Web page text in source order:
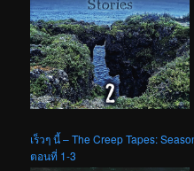
เร็วๆ นี้ – The Creep Tapes:
ตอนที่ 1-3